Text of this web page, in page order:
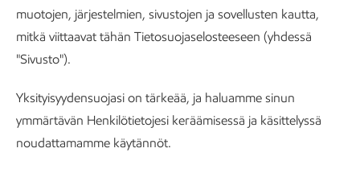
muotojen, järjestelmien, sivustojen ja sovellusten kautta,
mitkä viittaavat tähän Tietosuojaselosteeseen (yhdessä
"Sivusto").
Yksityisyydensuojasi on tärkeää, ja haluamme sinun
ymmärtävän Henkilötietojesi keräämisessä ja käsittelyssä
noudattamamme käytännöt.